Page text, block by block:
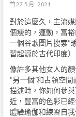
27 5 月, 2021
對於這麼久，主流
個瘦的，運動，富
一個谷歌圖片搜索“
習起源於古代印度）
像許多其他女人的
“另一個”和占領空
描述時，你如何參
近，豐富的色彩已
體驗瑜伽和練習自